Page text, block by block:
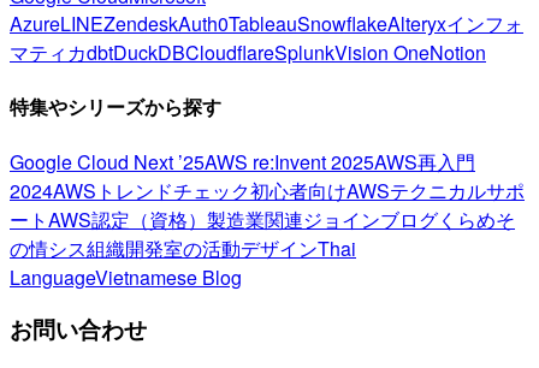
AzureLINEZendeskAuth0TableauSnowflakeAlteryxインフォ
マティカdbtDuckDBCloudflareSplunkVision OneNotion
特集やシリーズから探す
Google Cloud Next ’25AWS re:Invent 2025AWS再入門
2024AWSトレンドチェック初心者向けAWSテクニカルサポ
ートAWS認定（資格） 製造業関連ジョインブログくらめそ
の情シス組織開発室の活動デザインThai
LanguageVietnamese Blog
お問い合わせ